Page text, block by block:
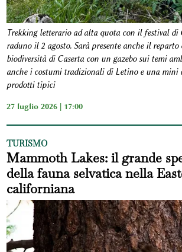
Trekking letterario ad alta quota con il festival di
raduno il 2 agosto. Sarà presente anche il reparto
biodiversità di Caserta con un gazebo sui temi
anche i costumi tradizionali di Letino e una mini
prodotti tipici
27 luglio 2026 | 17:00
TURISMO
Mammoth Lakes: il grande
della fauna selvatica nella
californiana